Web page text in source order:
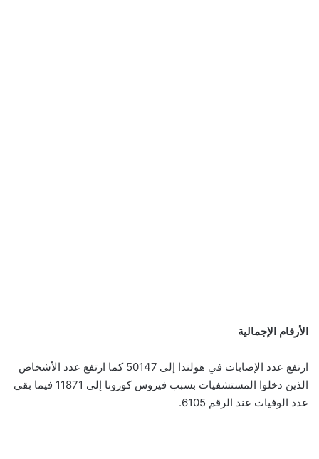
الأرقام الإجمالية
ارتفع عدد الإصابات في هولندا إلى 50147 كما ارتفع عدد الأشخاص
الذين دخلوا المستشفيات بسبب فيروس كورونا إلى 11871 فيما بقي
عدد الوفيات عند الرقم 6105.